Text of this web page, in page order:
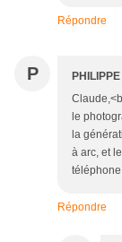
Répondre
P
le
la
à arc, et
Répondre